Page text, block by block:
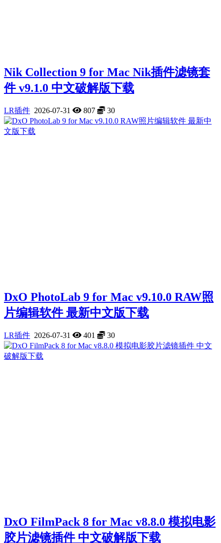
Nik Collection 9 for Mac Nik插件滤镜套
件 v9.1.0 中文破解版下载
LR插件 2026-07-31 807 30
DxO PhotoLab 9 for Mac v9.10.0 RAW照
片编辑软件 最新中文版下载
LR插件 2026-07-31 401 30
DxO FilmPack 8 for Mac v8.8.0 模拟电影
胶片滤镜插件 中文破解版下载